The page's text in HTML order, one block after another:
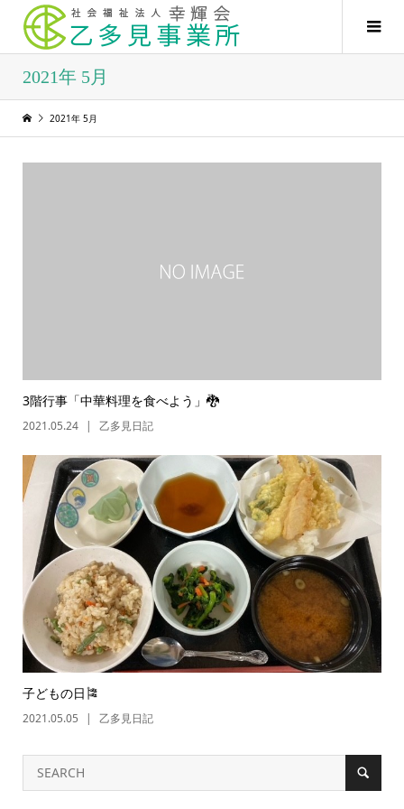
2021年 5月
2021年 5月
3階行事「中華料理を食べよう」🐉
2021.05.24 乙多見日記
子どもの日🎏
2021.05.05 乙多見日記